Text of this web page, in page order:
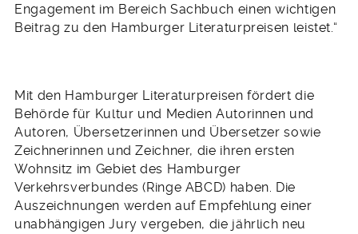
Engagement im Bereich Sachbuch einen wichtigen
Beitrag zu den Hamburger Literaturpreisen leistet.“
Mit den Hamburger Literaturpreisen fördert die
Behörde für Kultur und Medien Autorinnen und
Autoren, Übersetzerinnen und Übersetzer sowie
Zeichnerinnen und Zeichner, die ihren ersten
Wohnsitz im Gebiet des Hamburger
Verkehrsverbundes (Ringe ABCD) haben. Die
Auszeichnungen werden auf Empfehlung einer
unabhängigen Jury vergeben, die jährlich neu